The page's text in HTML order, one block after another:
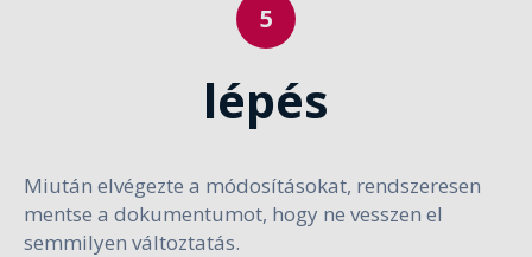
lépés
Miután elvégezte a módosításokat, rendszeresen
mentse a dokumentumot, hogy ne vesszen el
semmilyen változtatás.